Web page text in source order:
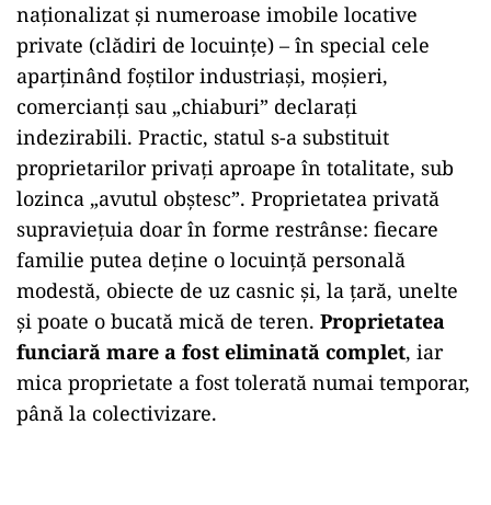
naționalizat și numeroase imobile locative
private (clădiri de locuințe) – în special cele
aparținând foștilor industriași, moșieri,
comercianți sau „chiaburi” declarați
indezirabili. Practic, statul s-a substituit
proprietarilor privați aproape în totalitate, sub
lozinca „avutul obștesc”. Proprietatea privată
supraviețuia doar în forme restrânse: fiecare
familie putea deține o locuință personală
modestă, obiecte de uz casnic și, la țară, unelte
și poate o bucată mică de teren. Proprietatea
funciară mare a fost eliminată complet, iar
mica proprietate a fost tolerată numai temporar,
până la colectivizare.